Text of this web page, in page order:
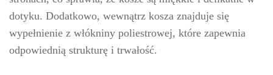
dotyku. Dodatkowo, wewnątrz kosza znajduje się
wypełnienie z włókniny poliestrowej, które zapewnia
odpowiednią strukturę i trwałość.